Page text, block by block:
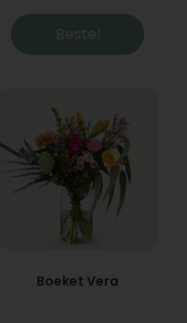
Bestel
Boeket Vera